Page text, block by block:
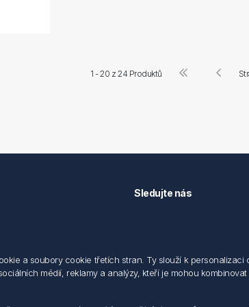
1 - 20 z24 Produktů
Sledujte nás
a soubory cookie třetích stran. Ty slouží k personalizaci
médií, reklamy a analýzy, kteří je mohou